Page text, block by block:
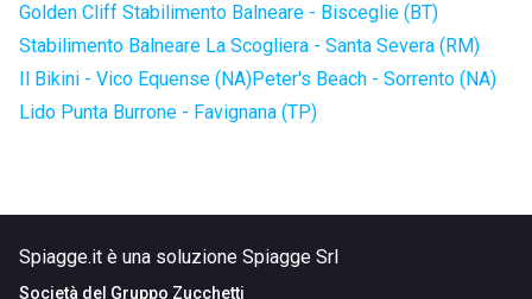
Golden Cliff Stabilimento Balneare - Bisceglie (BT)
Stabilimento Balneare La Scogliera - Santa Severa (RM)
Il Bikini - Vico Equense (NA)Peter's Beach - Sorrento (NA)
Lido Punta Burrone - Favignana (TP)
Spiagge.it è una soluzione Spiagge Srl
Società del Gruppo Zucchetti